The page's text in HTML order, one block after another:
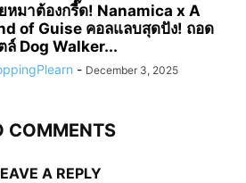
หมาต้องกรี๊ด! Nanamica x A
of Guise คอลแลบสุดปัง! ถอด
ล์ Dog Walker...
- December 3, 2025
COMMENTS
A REPLY